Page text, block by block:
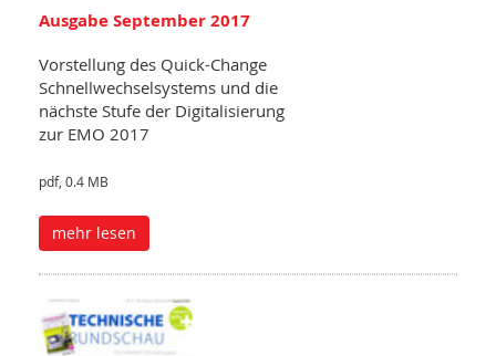
Ausgabe September 2017
Vorstellung des Quick-Change
Schnellwechselsystems und die
nächste Stufe der Digitalisierung
zur EMO 2017
pdf, 0.4 MB
mehr lesen